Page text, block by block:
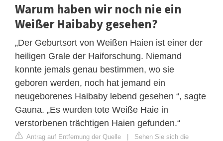
Warum haben wir noch nie ein
Weißer Haibaby gesehen?
„Der Geburtsort von Weißen Haien ist einer der
heiligen Grale der Haiforschung. Niemand
konnte jemals genau bestimmen, wo sie
geboren werden, noch hat jemand ein
neugeborenes Haibaby lebend gesehen “, sagte
Gauna. „Es wurden tote Weiße Haie in
verstorbenen trächtigen Haien gefunden.“
Antrag auf Entfernung der Quelle | Sehen Sie sich die